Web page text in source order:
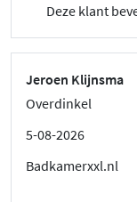
Deze klant
Jeroen Klijnsma
Overdinkel
5-08-2026
Badkamerxxl.nl